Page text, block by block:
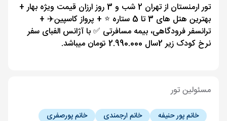
تور ارمنستان از تهران 2 شب و 3 روز ارزان قیمت ویژه بهار +
بهترین هتل های 3 تا 5 ستاره ⭐️ + پرواز کاسپین✈️ +
ترانسفر فرودگاهی، بیمه مسافرتی ✅ با آژانس الفبای سفر
نرخ کودک زیر 2سال 2.990.000 تومان میباشد.
مسئولین تور
خانم پور حنیفه خانم ارجمندی
خانم پورصفری